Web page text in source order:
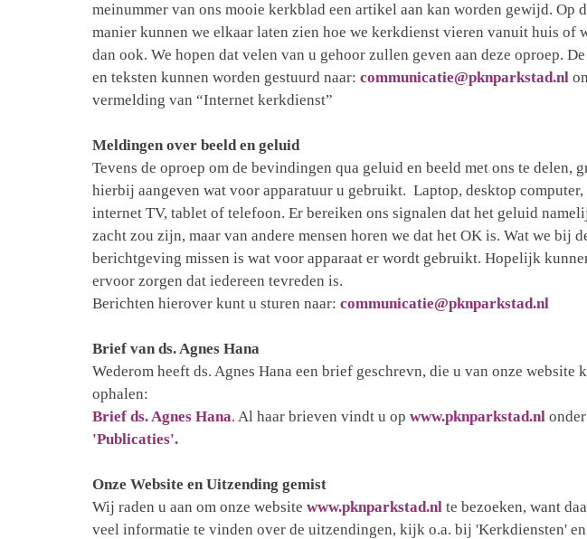
meinummer van ons mooie kerkblad een artikel aan kan worden gewijd. Op
manier kunnen we elkaar laten zien hoe we kerkdienst vieren vanuit huis of
dan ook. We hopen dat velen van u gehoor zullen geven aan deze oproep. De
en teksten kunnen worden gestuurd naar: communicatie@pknparkstad.nl
vermelding van “Internet kerkdienst”
Meldingen over beeld en geluid
Tevens de oproep om de bevindingen qua geluid en beeld met ons te delen,
hierbij aangeven wat voor apparatuur u gebruikt. Laptop, desktop computer,
internet TV, tablet of telefoon. Er bereiken ons signalen dat het geluid
zacht zou zijn, maar van andere mensen horen we dat het OK is. Wat we bij
berichtgeving missen is wat voor apparaat er wordt gebruikt. Hopelijk
ervoor zorgen dat iedereen tevreden is.
Berichten hierover kunt u sturen naar: communicatie@pknparkstad.nl
Brief van ds. Agnes Hana
Wederom heeft ds. Agnes Hana een brief geschrevn, die u van onze website
ophalen:
Brief ds. Agnes Hana. Al haar brieven vindt u op www.pknparkstad.nl onder
'Publicaties'.
Onze Website en Uitzending gemist
Wij raden u aan om onze website www.pknparkstad.nl te bezoeken, want
veel informatie te vinden over de uitzendingen, kijk o.a. bij 'Kerkdiensten' en